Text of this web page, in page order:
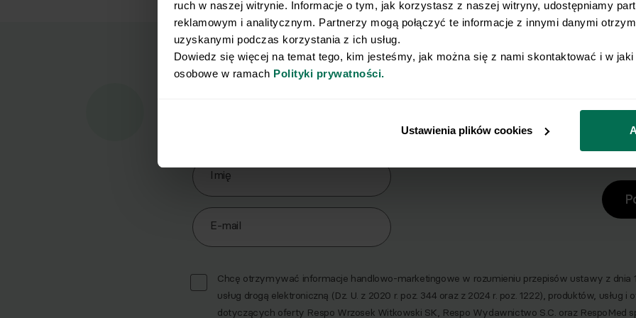
ruch w naszej witrynie. Informacje o tym, jak korzystasz z naszej witryny, udostępniamy
reklamowym i analitycznym. Partnerzy mogą połączyć te informacje z innymi danymi
uzyskanymi podczas korzystania z ich usług.
Dowiedz się więcej na temat tego, kim jesteśmy, jak można się z nami skontaktować i w
osobowe w ramach Polityki prywatności.
Ustawienia plików cookies
Marzy Ci się osiągnięcie płaskiego
Pobierz zestaw 10 najskuteczniejszych ćwiczeń na
Imię
E-mail
Chcę otrzymywać informacje handlowo-marketingowe w rozumieniu przepisów ustawy z dnia
usług drogą elektroniczną (Dz. U. z 2020 r. poz. 344 oraz z 2024 r. poz. 1222), produktów, usług
dotyczących oferty Respo Wrzosek Witkowski SK, Respo Wydawnictwo S.C. oraz RespoMed